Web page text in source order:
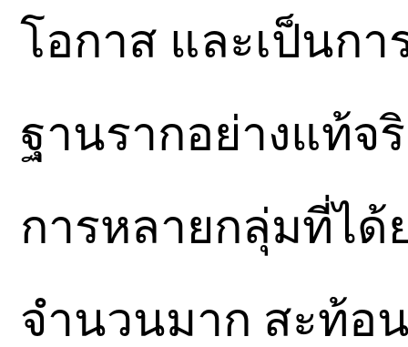
โอกาส และเป็นก
ฐานรากอย่างแท้จ
การหลายกลุ่มที่ได้
จำนวนมาก สะท้อ